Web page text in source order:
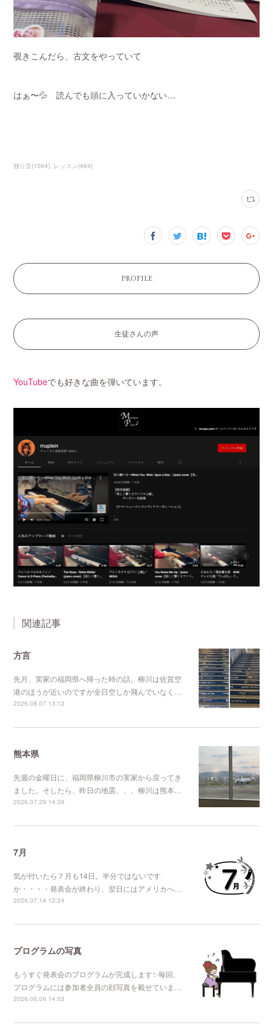
覗きこんだら、古文をやっていて
はぁ〜💦 読んでも頭に入っていかない…
独り言(1064) レッスン(464)
PROFILE
生徒さんの声
YouTubeでも好きな曲を弾いています。
関連記事
方言
先月、実家の福岡県へ帰った時の話。柳川は佐賀空
港のほうが近いのですが全日空しか飛んでいなく…
2026.08.07 13:13
熊本県
先週の金曜日に、福岡県柳川市の実家から戻ってき
ました。そしたら、昨日の地震、、、柳川は熊本…
2026.07.29 14:39
7月
気が付いたら７月も14日。半分ではないです
か・・・・発表会が終わり、翌日にはアメリカへ…
2026.07.14 12:24
プログラムの写真
もうすぐ発表会のプログラムが完成します✨毎回、
プログラムには参加者全員の顔写真を載せていま…
2026.06.09 14:03